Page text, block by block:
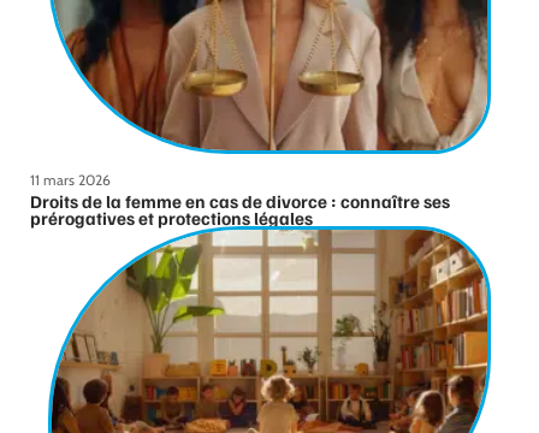
11 mars 2026
Droits de la femme en cas de divorce : connaître ses
prérogatives et protections légales